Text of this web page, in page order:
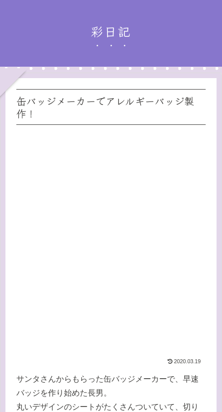
彩日記
缶バッジメーカーでアレルギーバッジ製
作！
2020.03.19
サンタさんからもらった缶バッジメーカーで、早速
バッジを作り始めた長男。
丸いデザインのシートがたくさんついていて、切り